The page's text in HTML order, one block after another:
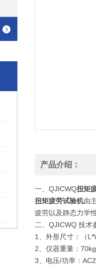
产品介绍：
一、QJICWQ扭矩
扭矩疲劳试验机由
疲劳以及静态力学
二、QJICWQ 技术
1、外形尺寸：（
2、仪器重量：70kg
3、电压/功率：